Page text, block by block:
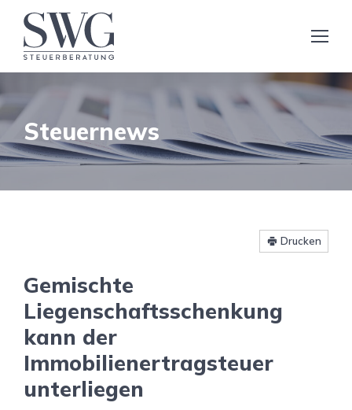
Steuernews
Drucken
Gemischte
Liegenschaftsschenkung
kann der
Immobilienertragsteuer
unterliegen